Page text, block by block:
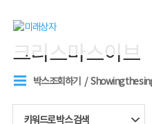
크리스마스이브
박스조회하기 Showing the
키워드로 박스 검색